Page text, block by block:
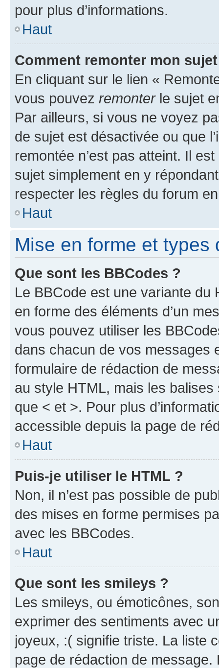
pour plus d’informations.
Haut
Comment remonter mon
En cliquant sur le lien «
vous pouvez remonterle sujet
Par ailleurs, si vous ne voyez
de sujet est désactivée ou que
remontée n’est pas atteint. Il
sujet simplement en y
respecter les règles du forum
Haut
Mise en forme et types
Que sont les BBCodes ?
Le BBCode est une variante du
en forme des éléments d’un
vous pouvez utiliser les
dans chacun de vos messages
formulaire de rédaction de
au style HTML, mais les
que < et >. Pour plus
accessible depuis la page de
Haut
Puis-je utiliser le HTML ?
Non, il n’est pas possible de
des mises en forme permises
avec les BBCodes.
Haut
Que sont les smileys ?
Les smileys, ou émoticônes,
exprimer des sentiments avec
joyeux, :( signifie triste. La liste
page de rédaction de